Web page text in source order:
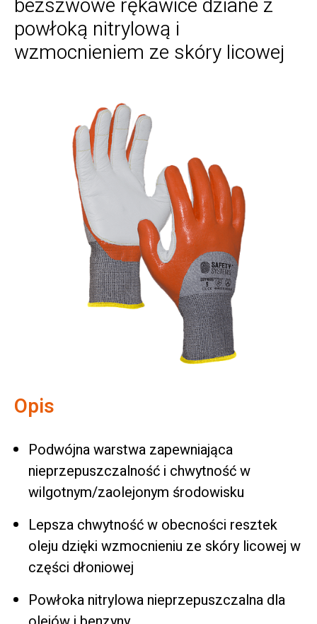
bezszwowe rękawice dziane z
powłoką nitrylową i
wzmocnieniem ze skóry licowej
Opis
Podwójna warstwa zapewniająca
nieprzepuszczalność i chwytność w
wilgotnym/zaolejonym środowisku
Lepsza chwytność w obecności resztek
oleju dzięki wzmocnieniu ze skóry licowej w
części dłoniowej
Powłoka nitrylowa nieprzepuszczalna dla